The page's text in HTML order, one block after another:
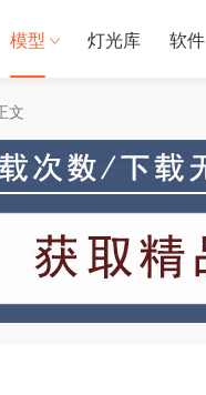
模型 灯光库 软件
文